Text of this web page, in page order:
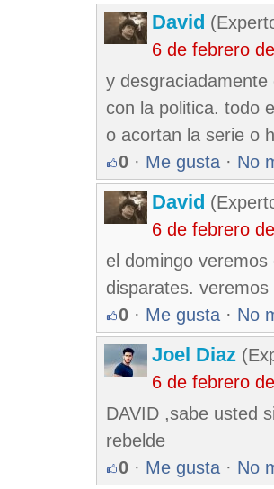
David
6 de febrero
y
con la politica. todo
o acortan la serie o
0 · Me gusta · No
David
6 de febrero
el domingo
disparates.
0 · Me gusta · No
Joel Diaz
6 de febrero
DAVID ,sabe usted
rebelde
0 · Me gusta · No